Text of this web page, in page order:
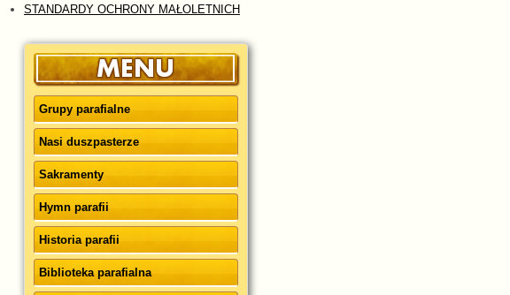
STANDARDY OCHRONY MAŁOLETNICH
Grupy parafialne
Nasi duszpasterze
Sakramenty
Hymn parafii
Historia parafii
Biblioteka parafialna